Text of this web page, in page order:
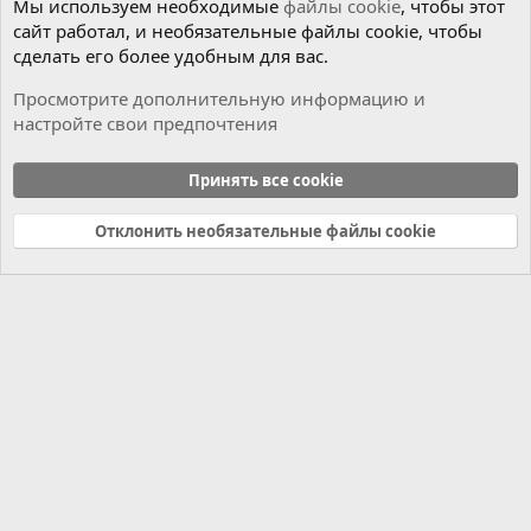
Cookies
Russian (RU)
Связь с нами
Условия и правила
Политика конфиденциальности
Справка Главная
R
Мы используем необходимые файлы cookie, чтобы этот
сайт работал, и необязательные файлы cookie, чтобы
сделать его более удобным для вас.
Просмотрите дополнительную информацию и
настройте свои предпочтения
Принять все cookie
Отклонить необязательные файлы cookie